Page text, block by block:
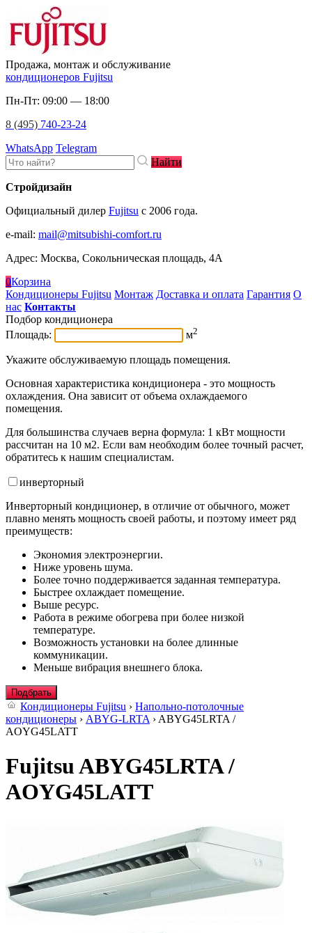
Продажа, монтаж и обслуживание
кондиционеров Fujitsu
Пн-Пт: 09:00 — 18:00
8 (495) 740-23-24
WhatsApp Telegram
Найти
Стройдизайн
Официальный дилер Fujitsu c 2006 года.
e-mail: mail@mitsubishi-comfort.ru
Адрес: Москва, Сокольническая площадь, 4А
0Корзина
Кондиционеры Fujitsu Монтаж Доставка и оплата Гарантия О
нас Контакты
Подбор кондиционера
Площадь:
м2
Укажите обслуживаемую площадь помещения.
Основная характеристика кондиционера - это мощность
охлаждения. Она зависит от объема охлаждаемого
помещения.
Для большинства случаев верна формула: 1 кВт мощности
рассчитан на 10 м2. Если вам необходим более точный расчет,
обратитесь к нашим специалистам.
инверторный
Инверторный кондиционер, в отличие от обычного, может
плавно менять мощность своей работы, и поэтому имеет ряд
преимуществ:
Экономия электроэнергии.
Ниже уровень шума.
Более точно поддерживается заданная температура.
Быстрее охлаждает помещение.
Выше ресурс.
Работа в режиме обогрева при более низкой
температуре.
Возможность установки на более длинные
коммуникации.
Меньше вибрация внешнего блока.
Подбрать
Кондиционеры Fujitsu › Напольно-потолочные
кондиционеры › ABYG-LRTA › ABYG45LRTA /
AOYG45LATT
Fujitsu ABYG45LRTA /
AOYG45LATT